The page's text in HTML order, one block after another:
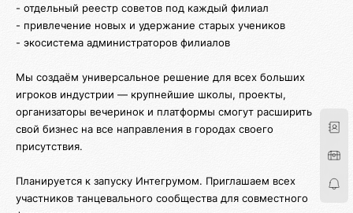
- отдельный реестр советов под каждый филиал
- привлечение новых и удержание старых учеников
- экосистема администраторов филиалов
Мы создаём универсальное решение для всех больших
игроков индустрии — крупнейшие школы, проекты,
организаторы вечеринок и платформы смогут расширить
свой бизнес на все направления в городах своего
присутствия.
Планируется к запуску Интегрумом. Приглашаем всех
участников танцевального сообщества для совместного